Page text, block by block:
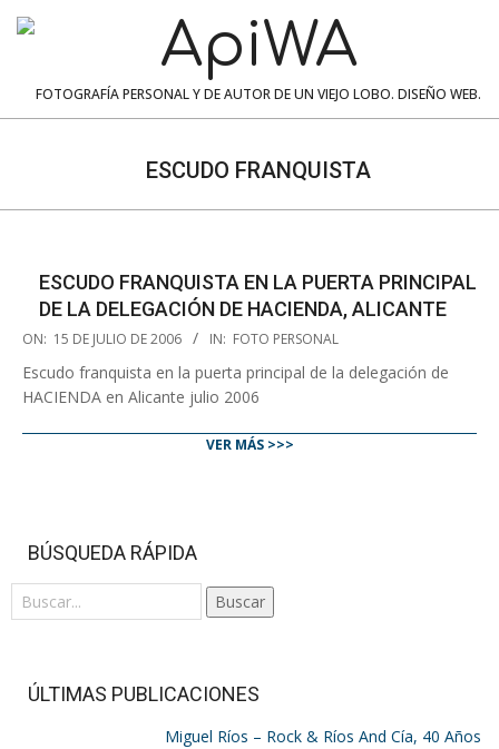
ApiWA
FOTOGRAFÍA PERSONAL Y DE AUTOR DE UN VIEJO LOBO. DISEÑO WEB.
ESCUDO FRANQUISTA
ESCUDO FRANQUISTA EN LA PUERTA PRINCIPAL
DE LA DELEGACIÓN DE HACIENDA, ALICANTE
2006-
15
ON: 15 DE JULIO DE 2006 IN: FOTO PERSONAL
Escudo franquista en la puerta principal de la delegación de
HACIENDA en Alicante julio 2006
VER MÁS >>>
BÚSQUEDA RÁPIDA
Buscar
ÚLTIMAS PUBLICACIONES
Miguel Ríos – Rock & Ríos And Cía, 40 Años